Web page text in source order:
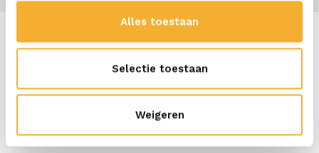
Alles toestaan
Selectie toestaan
Weigeren